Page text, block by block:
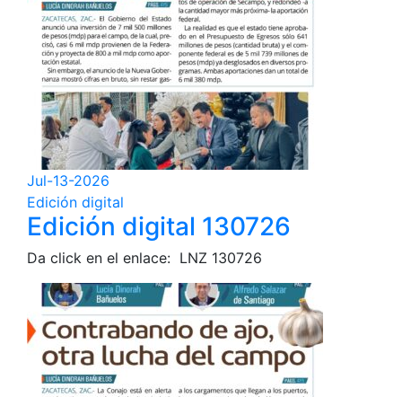
Jul-13-2026
Edición digital
Edición digital 130726
Da click en el enlace: LNZ 130726